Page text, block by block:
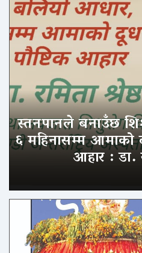
स्तनपानले बनाउँछ
६ महिनासम्म आमाको
आहार : डा.